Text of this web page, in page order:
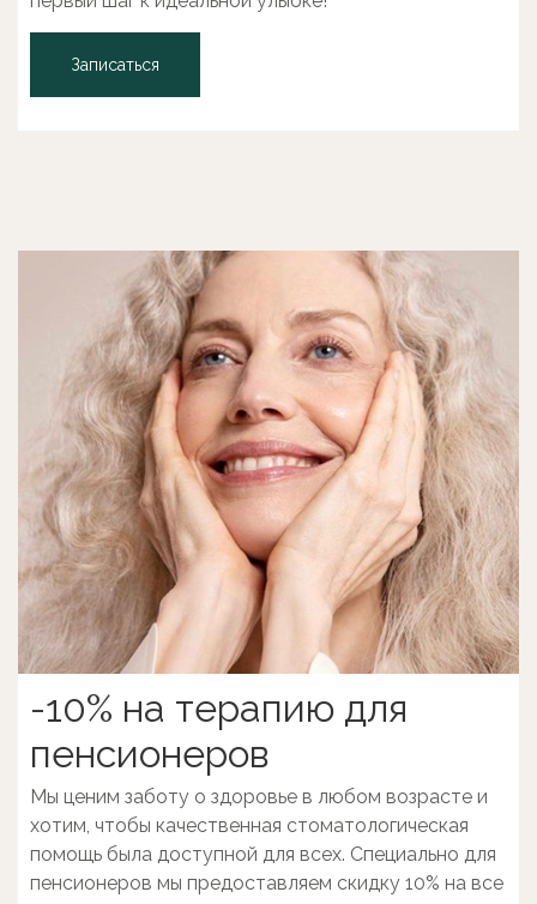
Записаться
-10% на терапию для
пенсионеров
Мы ценим заботу о здоровье в любом возрасте и
хотим, чтобы качественная стоматологическая
помощь была доступной для всех. Специально для
пенсионеров мы предоставляем скидку 10% на все